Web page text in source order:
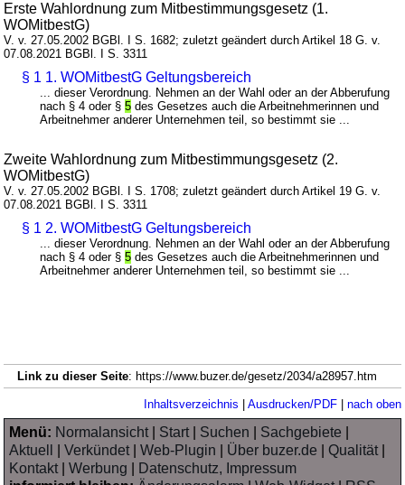
Erste Wahlordnung zum Mitbestimmungsgesetz (1.
WOMitbestG)
V. v. 27.05.2002 BGBl. I S. 1682; zuletzt geändert durch Artikel 18 G. v.
07.08.2021 BGBl. I S. 3311
§ 1 1. WOMitbestG Geltungsbereich
... dieser Verordnung. Nehmen an der Wahl oder an der Abberufung
nach § 4 oder §5 des Gesetzes auch die Arbeitnehmerinnen und
Arbeitnehmer anderer Unternehmen teil, so bestimmt sie ...
Zweite Wahlordnung zum Mitbestimmungsgesetz (2.
WOMitbestG)
V. v. 27.05.2002 BGBl. I S. 1708; zuletzt geändert durch Artikel 19 G. v.
07.08.2021 BGBl. I S. 3311
§ 1 2. WOMitbestG Geltungsbereich
... dieser Verordnung. Nehmen an der Wahl oder an der Abberufung
nach § 4 oder §5 des Gesetzes auch die Arbeitnehmerinnen und
Arbeitnehmer anderer Unternehmen teil, so bestimmt sie ...
Link zu dieser Seite: https://www.buzer.de/gesetz/2034/a28957.htm
Inhaltsverzeichnis Ausdrucken/PDF| nach oben
Menü: Normalansicht| Start| Suchen Sachgebiete
Aktuell
|Verkündet|Web-Plugin Über buzer.de |Qualität|
Kontakt|Werbung
Datenschutz, Impressum